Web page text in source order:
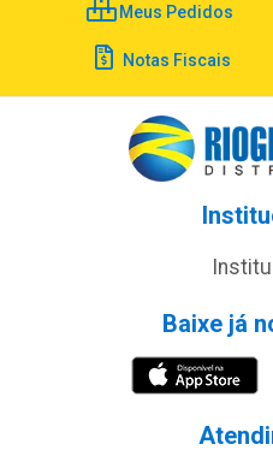
Meus Pedidos
Notas Fiscais
Baixe já